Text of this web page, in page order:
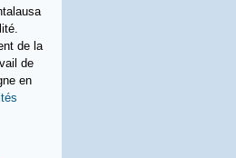
de la
de
en